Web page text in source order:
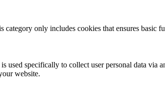
only includes cookies that ensures basic
specifically to collect user personal data via
website.